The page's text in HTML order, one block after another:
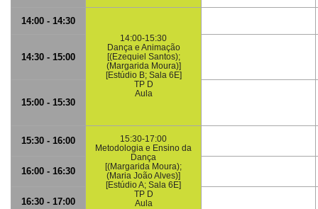
14:00 - 14:30
14:00-15:30
Dança e Animação
[(Ezequiel Santos);
(Margarida Moura)]
[Estúdio B; Sala 6E]
TP D
Aula
14:30 - 15:00
15:00 - 15:30
15:30 - 16:00
15:30-17:00
Metodologia e Ensino da
Dança
[(Margarida Moura);
(Maria João Alves)]
[Estúdio A; Sala 6E]
TP D
Aula
16:00 - 16:30
16:30 - 17:00